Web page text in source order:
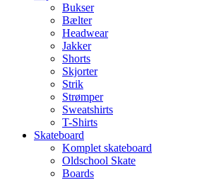
Bukser
Bælter
Headwear
Jakker
Shorts
Skjorter
Strik
Strømper
Sweatshirts
T-Shirts
Skateboard
Komplet skateboard
Oldschool Skate
Boards